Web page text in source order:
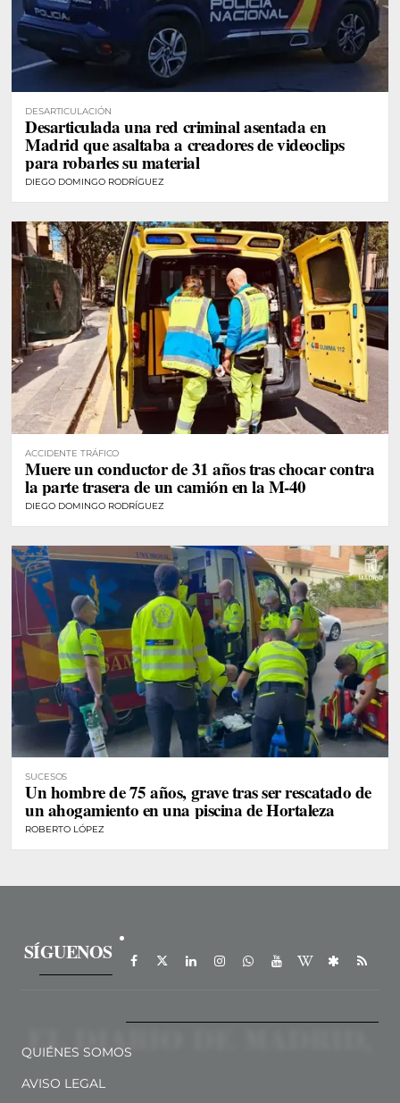
DESARTICULACIÓN
Desarticulada una red criminal asentada en
Madrid que asaltaba a creadores de videoclips
para robarles su material
DIEGO DOMINGO RODRÍGUEZ
ACCIDENTE TRÁFICO
Muere un conductor de 31 años tras chocar contra
la parte trasera de un camión en la M-40
DIEGO DOMINGO RODRÍGUEZ
SUCESOS
Un hombre de 75 años, grave tras ser rescatado de
un ahogamiento en una piscina de Hortaleza
ROBERTO LÓPEZ
SÍGUENOS
QUIÉNES SOMOS
AVISO LEGAL